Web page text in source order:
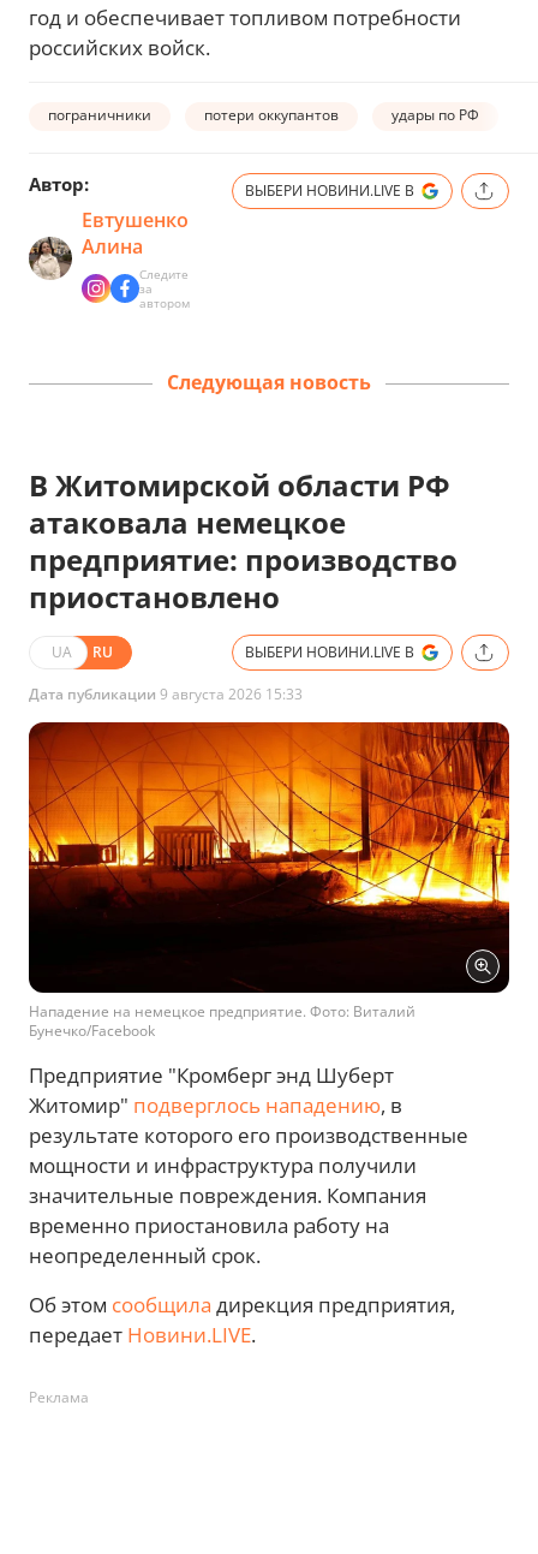
год и обеспечивает топливом потребности
российских войск.
пограничники потери оккупантов удары по РФ
Автор:
Евтушенко
Алина
Следите
за
автором
ВЫБЕРИ НОВИНИ.LIVE В
Следующая новость
В Житомирской области РФ
атаковала немецкое
предприятие: производство
приостановлено
UA RU ВЫБЕРИ НОВИНИ.LIVE В
Дата публикации 9 августа 2026 15:33
Нападение на немецкое предприятие. Фото: Виталий
Бунечко/Facebook
Предприятие "Кромберг энд Шуберт
Житомир" подверглось нападению, в
результате которого его производственные
мощности и инфраструктура получили
значительные повреждения. Компания
временно приостановила работу на
неопределенный срок.
Об этом сообщила дирекция предприятия,
передает Новини.LIVE.
Реклама